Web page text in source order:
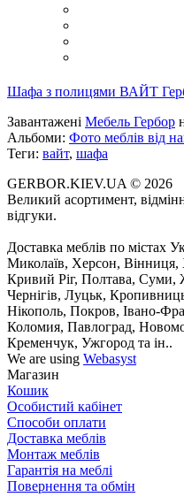
Шафа з полицями ВАЙТ
Завантажені Мебель Гербор
Альбоми: Фото меблів від
Теги: вайт, шафа
GERBOR.KIEV.UA © 2026
Великий асортимент,
відгуки.
Доставка меблів по містах
Миколаїв, Херсон, Вінниця,
Кривий Ріг, Полтава,
Чернігів, Луцьк,
Нікополь, Покров, Івано-
Коломия, Павлоград,
Кременчук, Ужгород та ін..
We are using Webasyst
Магазин
Кошик
Особистий кабінет
Способи оплати
Доставка меблів
Монтаж меблів
Гарантія на меблі
Повернення та обмін